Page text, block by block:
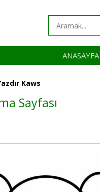
ANASAYFA
Kaws
Sayfası